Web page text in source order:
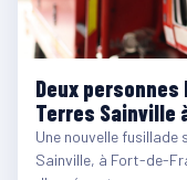
Deux
Terres Sainville
Une nouvelle
Sainville, à Fort-de-